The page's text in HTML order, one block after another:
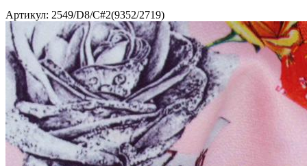
Артикул: 2549/D8/C#2(9352/2719)